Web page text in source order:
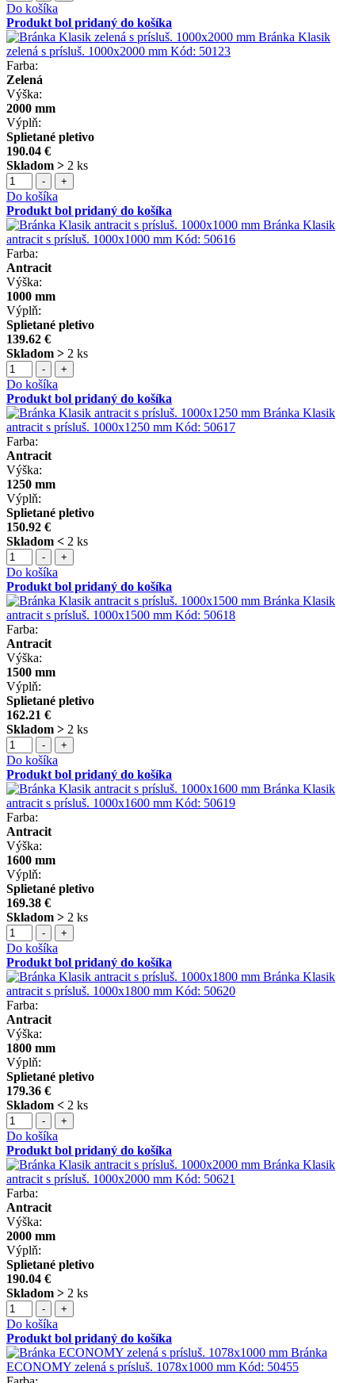
Do košíka
Produkt bol pridaný do košíka
Bránka Klasik
zelená s prísluš. 1000x2000 mm Kód: 50123
Farba:
Zelená
Výška:
2000 mm
Výplň:
Splietané pletivo
190.04 €
Skladom > 2 ks
- +
Do košíka
Produkt bol pridaný do košíka
Bránka Klasik
antracit s prísluš. 1000x1000 mm Kód: 50616
Farba:
Antracit
Výška:
1000 mm
Výplň:
Splietané pletivo
139.62 €
Skladom > 2 ks
- +
Do košíka
Produkt bol pridaný do košíka
Bránka Klasik
antracit s prísluš. 1000x1250 mm Kód: 50617
Farba:
Antracit
Výška:
1250 mm
Výplň:
Splietané pletivo
150.92 €
Skladom < 2 ks
- +
Do košíka
Produkt bol pridaný do košíka
Bránka Klasik
antracit s prísluš. 1000x1500 mm Kód: 50618
Farba:
Antracit
Výška:
1500 mm
Výplň:
Splietané pletivo
162.21 €
Skladom > 2 ks
- +
Do košíka
Produkt bol pridaný do košíka
Bránka Klasik
antracit s prísluš. 1000x1600 mm Kód: 50619
Farba:
Antracit
Výška:
1600 mm
Výplň:
Splietané pletivo
169.38 €
Skladom > 2 ks
- +
Do košíka
Produkt bol pridaný do košíka
Bránka Klasik
antracit s prísluš. 1000x1800 mm Kód: 50620
Farba:
Antracit
Výška:
1800 mm
Výplň:
Splietané pletivo
179.36 €
Skladom < 2 ks
- +
Do košíka
Produkt bol pridaný do košíka
Bránka Klasik
antracit s prísluš. 1000x2000 mm Kód: 50621
Farba:
Antracit
Výška:
2000 mm
Výplň:
Splietané pletivo
190.04 €
Skladom > 2 ks
- +
Do košíka
Produkt bol pridaný do košíka
Bránka
ECONOMY zelená s prísluš. 1078x1000 mm Kód: 50455